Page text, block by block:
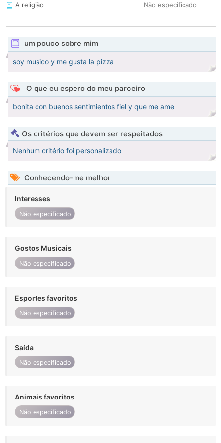
A religião Não especificado
um pouco sobre mim
soy musico y me gusta la pizza
O que eu espero do meu parceiro
bonita con buenos sentimientos fiel y que me ame
Os critérios que devem ser respeitados
Nenhum critério foi personalizado
Conhecendo-me melhor
Interesses
Não especificado
Gostos Musicais
Não especificado
Esportes favoritos
Não especificado
Saída
Não especificado
Animais favoritos
Não especificado